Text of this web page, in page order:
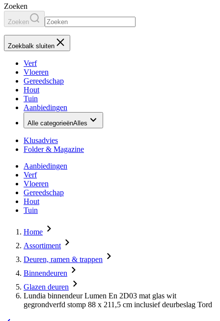
Zoeken
Zoeken
Zoekbalk sluiten
Verf
Vloeren
Gereedschap
Hout
Tuin
Aanbiedingen
Alle categorieënAlles
Klusadvies
Folder & Magazine
Aanbiedingen
Verf
Vloeren
Gereedschap
Hout
Tuin
Home
Assortiment
Deuren, ramen & trappen
Binnendeuren
Glazen deuren
Lundia binnendeur Lumen En 2D03 mat glas wit
gegrondverfd stomp 88 x 211,5 cm inclusief deurbeslag Tord